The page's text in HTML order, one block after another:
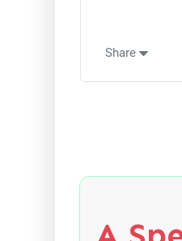
Share